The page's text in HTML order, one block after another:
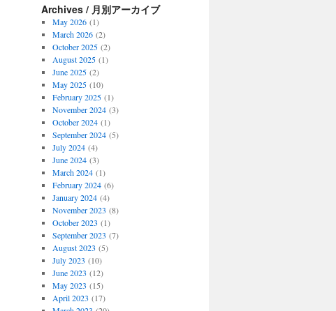
Archives / 月別アーカイブ
May 2026(1)
March 2026(2)
October 2025(2)
August 2025(1)
June 2025(2)
May 2025(10)
February 2025(1)
November 2024(3)
October 2024(1)
September 2024(5)
July 2024(4)
June 2024(3)
March 2024(1)
February 2024(6)
January 2024(4)
November 2023 (8)
October 2023 (1)
September 2023 (7)
August 2023 (5)
July 2023 (10)
June 2023 (12)
May 2023 (15)
April 2023 (17)